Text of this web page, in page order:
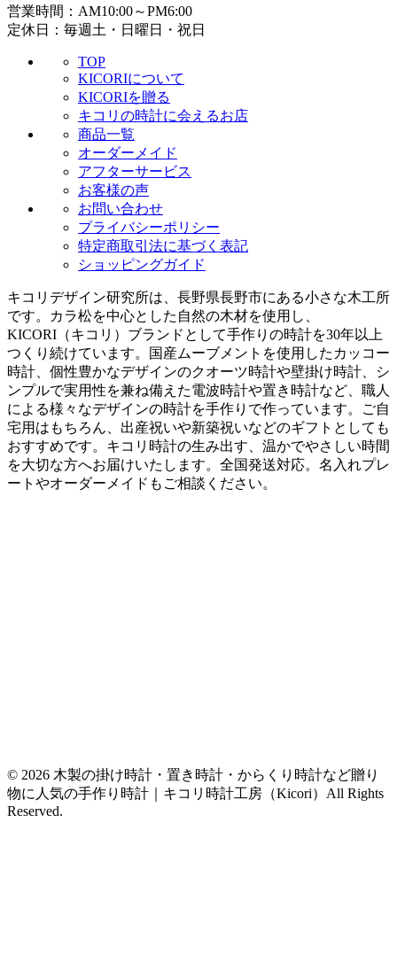
営業時間：AM10:00～PM6:00
定休日：毎週土・日曜日・祝日
TOP
KICORIについて
KICORIを贈る
キコリの時計に会えるお店
商品一覧
オーダーメイド
アフターサービス
お客様の声
お問い合わせ
プライバシーポリシー
特定商取引法に基づく表記
ショッピングガイド
キコリデザイン研究所は、長野県長野市にある小さな木工所
です。カラ松を中心とした自然の木材を使用し、
KICORI（キコリ）ブランドとして手作りの時計を30年以上
つくり続けています。国産ムーブメントを使用したカッコー
時計、個性豊かなデザインのクオーツ時計や壁掛け時計、シ
ンプルで実用性を兼ね備えた電波時計や置き時計など、職人
による様々なデザインの時計を手作りで作っています。ご自
宅用はもちろん、出産祝いや新築祝いなどのギフトとしても
おすすめです。キコリ時計の生み出す、温かでやさしい時間
を大切な方へお届けいたします。全国発送対応。名入れプレ
ートやオーダーメイドもご相談ください。
© 2026 木製の掛け時計・置き時計・からくり時計など贈り
物に人気の手作り時計｜キコリ時計工房（Kicori）All Rights
Reserved.